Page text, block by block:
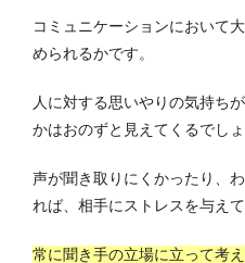
コミュニケーションにおいて
められるかです。
人に対する思いやりの気持ち
かはおのずと見えてくるでしょ
声が聞き取りにくかったり、
れば、相手にストレスを与えて
常に聞き手の立場に立って考